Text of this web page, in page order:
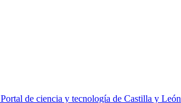
Portal de ciencia y tecnología de Castilla y León